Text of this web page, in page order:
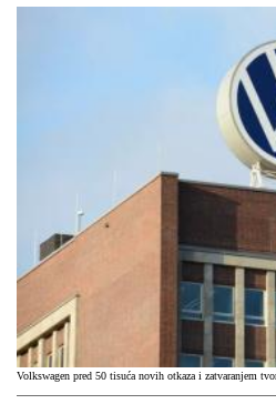
Volkswagen pred 50 tisuća novih otkaza i zatvaranjem